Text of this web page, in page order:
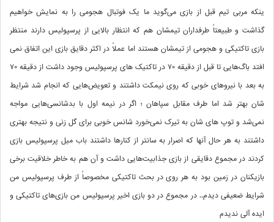
ینکه مربی تیم قبل از بازی می‌گوید ما یک فوتبال هجومی را به نمایش خواهیم
گذاشت و طبیعتاً طرفداران تیمشان هم که انتظار بالایی از پرسپولیس دارند منتظر
بازی تاکتیکی و هجومی از تیمشان هستند اما عملاً در اکثر دقایق بازی این اتفاق نمی
افتد باگ‌هایی تا قبل از دقیقه ۷۰ در تاکتیک های پرسپولیس وجود داشت از دقیقه ۷۰
به بعد با نیروهای خوبی که روی نیمکت داشتند و تعویض‌هایی که انجام شد شرایط
شان بهتر شد اما طرف مقابل سپاهان ؛ اگر در نیمه اول با بدشانسی‌هایی مواجه
نمی‌شد و ‌توپ های شان به تیرک نمی‌خورد شانس خوبی برای گل زنی و نتیجه بهتری
داشتند به هر حال آنها که اصرار به سانتر از کنارها داشتند باب میل پرسپولیس بازی
کردند در مجموع دقایقی از بازی جذابیت‌هایی داشت و آن هم به خاطر خلاقیت برخی
بازیکنان در زمین بود به هر روی در بحث تاکتیکی مخصوصاً از طرف پرسپولیس من
شرایط ضعیفی دیدم.. در مجموع در دو بازی اخیر پرسپولیس من بازی‌های تاکتیکی و
ایده آلی ندیدم